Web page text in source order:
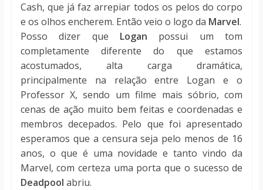
Cash, que já faz arrepiar todos os pelos do corpo
e os olhos encherem. Então veio o logo da Marvel.
Posso dizer que Logan possui um tom
completamente diferente do que estamos
acostumados, alta carga dramática,
principalmente na relação entre Logan e o
Professor X, sendo um filme mais sóbrio, com
cenas de ação muito bem feitas e coordenadas e
membros decepados. Pelo que foi apresentado
esperamos que a censura seja pelo menos de 16
anos, o que é uma novidade e tanto vindo da
Marvel, com certeza uma porta que o sucesso de
Deadpool abriu.